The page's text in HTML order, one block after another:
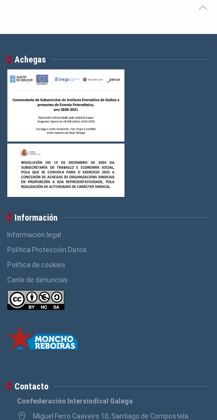
Achegas
Información
Información legal
Política Protección Datos
Política de cookies
Canle de denuncias
Contacto
Confederación Intersindical Galega
Miguel Ferro Caaveiro 10, Santiago de Compostela